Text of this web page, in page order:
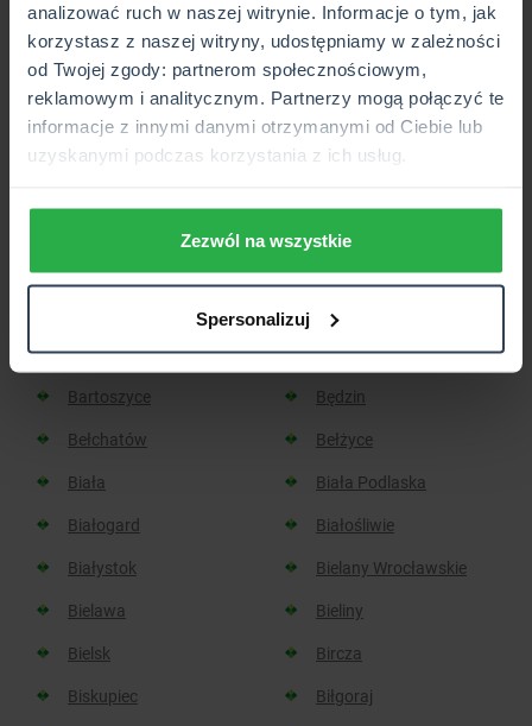
analizować ruch w naszej witrynie. Informacje o tym, jak
korzystasz z naszej witryny, udostępniamy w zależności
od Twojej zgody: partnerom społecznościowym,
reklamowym i analitycznym. Partnerzy mogą połączyć te
informacje z innymi danymi otrzymanymi od Ciebie lub
uzyskanymi podczas korzystania z ich usług.
Zezwól na wszystkie
Spersonalizuj
Placówka lub Punkt Partnerski CUK Ubezpieczenia,
który wkrótce będzie otwarty.
Sprawdź, w jakich miastach
znajdziesz placówkę CUK:
Aleksandrów Kujawski
Aleksandrów Łódzki
Baborów
Barlinek
Bartoszyce
Będzin
Bełchatów
Bełżyce
Biała
Biała Podlaska
Białogard
Białośliwie
Białystok
Bielany Wrocławskie
Bielawa
Bieliny
Bielsk
Bircza
Biskupiec
Biłgoraj